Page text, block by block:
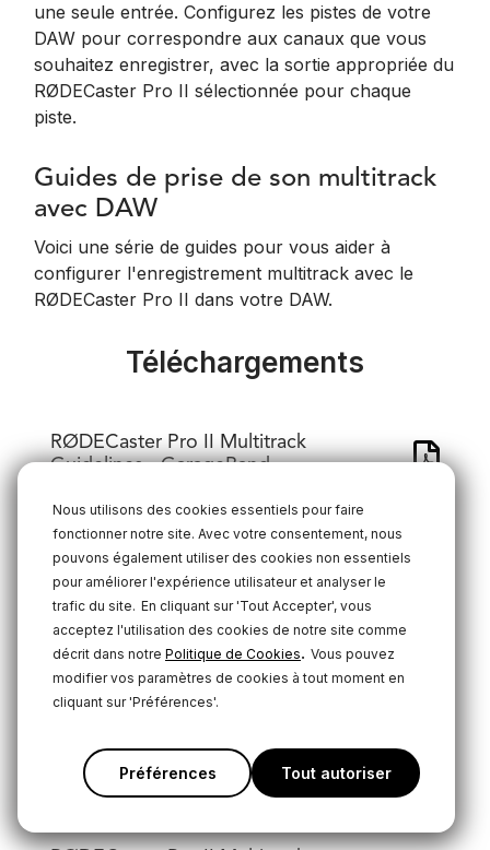
Nous utilisons des cookies essentiels pour faire
fonctionner notre site. Avec votre consentement, nous
pouvons également utiliser des cookies non essentiels
pour améliorer l'expérience utilisateur et analyser le
trafic du site. En cliquant sur 'Tout Accepter', vous
acceptez l'utilisation des cookies de notre site comme
décrit dans notre Politique de Cookies. Vous pouvez
modifier vos paramètres de cookies à tout moment en
cliquant sur 'Préférences'.
Préférences Tout autoriser
une seule entrée. Configurez les pistes de votre
DAW pour correspondre aux canaux que vous
souhaitez enregistrer, avec la sortie appropriée du
RØDECaster Pro II sélectionnée pour chaque
piste.
Guides de prise de son multitrack
avec DAW
Voici une série de guides pour vous aider à
configurer l'enregistrement multitrack avec le
RØDECaster Pro II dans votre DAW.
Téléchargements
RØDECaster Pro II Multitrack
Guidelines - GarageBand
Guidelines - Logic Pro
RØDECaster Pro II Multitrack
Guidelines - Pro Tools MAC
RØDECaster Pro II Multitrack
Guidelines - Pro Tools PC